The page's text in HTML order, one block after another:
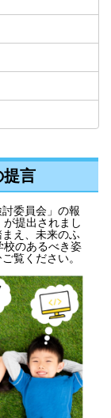
言
委員会」の報
提出されまし
え、未来のふ
のあるべき姿
覧ください。